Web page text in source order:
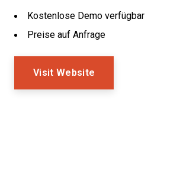
Kostenlose Demo verfügbar
Preise auf Anfrage
Visit Website